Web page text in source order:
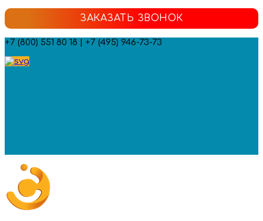
ЗАКАЗАТЬ ЗВОНОК
+7 (800) 551 80 18 | +7 (495) 946-73-73